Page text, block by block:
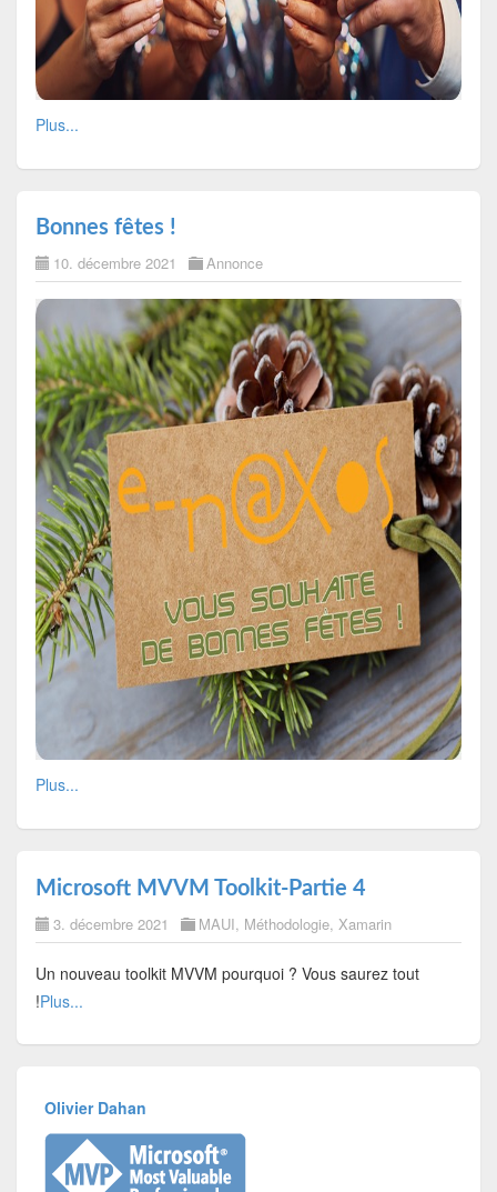
Plus...
Bonnes fêtes !
10. décembre 2021 Annonce
Plus...
Microsoft MVVM Toolkit-Partie 4
3. décembre 2021 MAUI, Méthodologie, Xamarin
Un nouveau toolkit MVVM pourquoi ? Vous saurez tout
!Plus...
Olivier Dahan